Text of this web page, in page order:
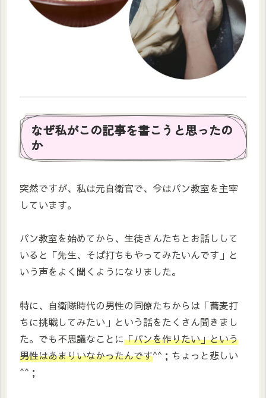
なぜ私がこの記事を書こうと思ったの
か
突然ですが、私は元自衛官で、今はパン教室を主宰
しています。
パン教室を始めてから、生徒さんたちとお話しして
いると「先生、そば打ちもやってみたいんです」と
いう声をよく聞くようになりました。
特に、自衛隊時代の男性の同僚たちからは「蕎麦打
ちに挑戦してみたい」という話をたくさん聞きまし
た。でも不思議なことに「パンを作りたい」という
男性はあまりいなかったんです^^；ちょっと悲しい
^^；